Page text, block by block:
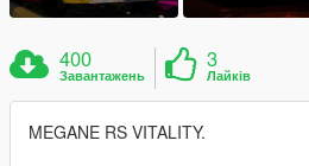
400
Завантажень
3
Лайків
MEGANE RS VITALITY.